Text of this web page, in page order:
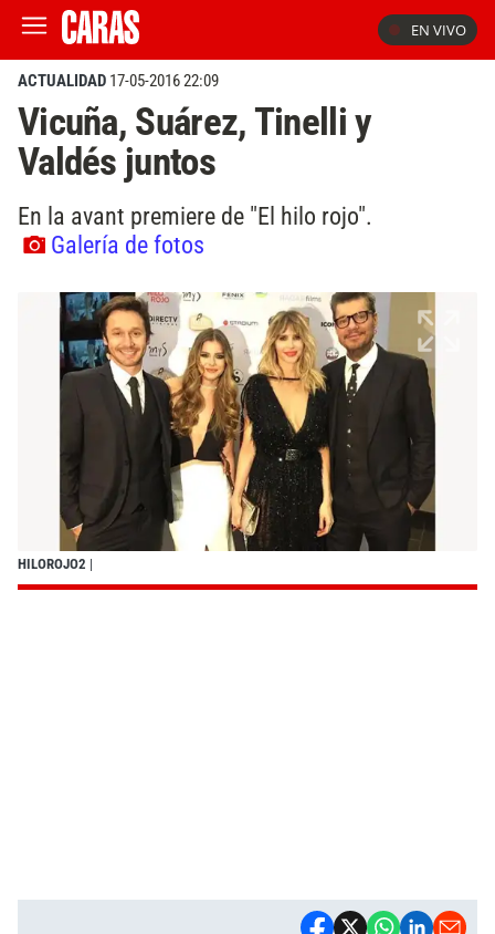
EN VIVO
ACTUALIDAD 17-05-2016 22:09
Vicuña, Suárez, Tinelli y
Valdés juntos
En la avant premiere de "El hilo rojo".
Galería de fotos
HILOROJO2 |